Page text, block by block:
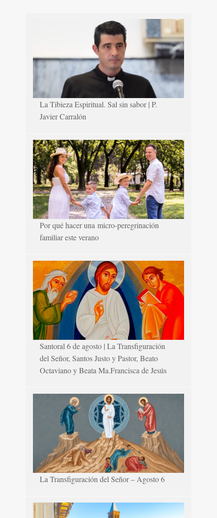
La Tibieza Espiritual. Sal sin sabor | P.
Javier Carralón
Por qué hacer una micro-peregrinación
familiar este verano
Santoral 6 de agosto | La Transfiguración
del Señor, Santos Justo y Pastor, Beato
Octaviano y Beata Ma.Francisca de Jesús
La Transfiguración del Señor – Agosto 6